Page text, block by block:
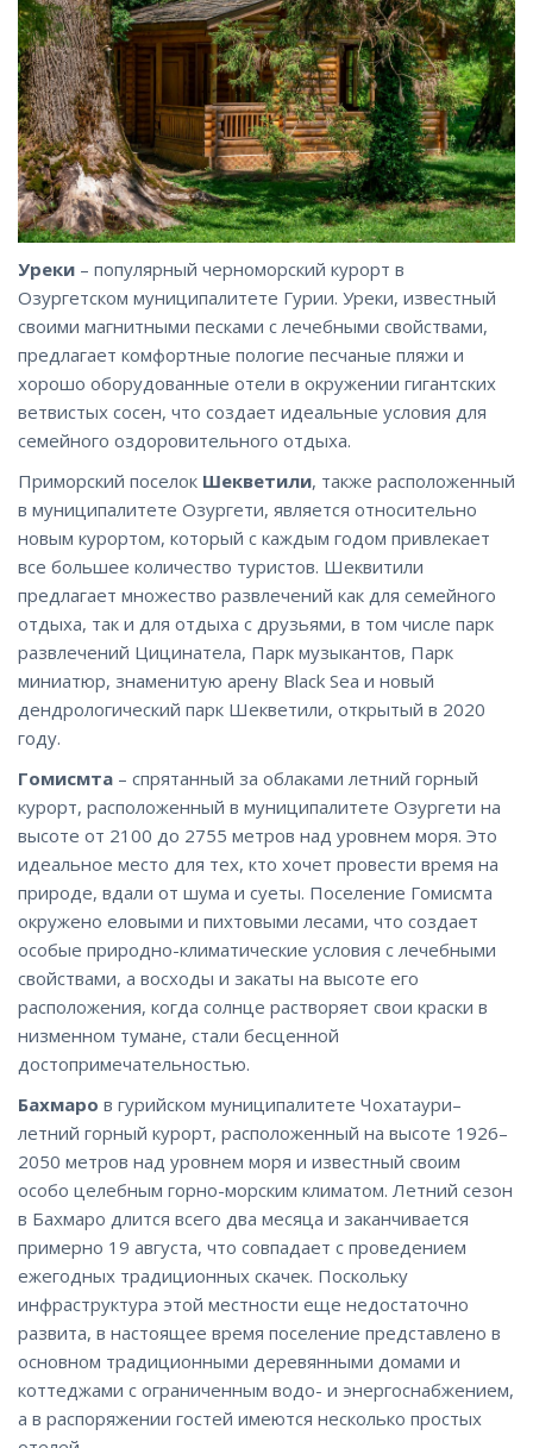
Уреки – популярный черноморский курорт в
Озургетском муниципалитете Гурии. Уреки, известный
своими магнитными песками с лечебными свойствами,
предлагает комфортные пологие песчаные пляжи и
хорошо оборудованные отели в окружении гигантских
ветвистых сосен, что создает идеальные условия для
семейного оздоровительного отдыха.
Приморский поселок Шекветили, также расположенный
в муниципалитете Озургети, является относительно
новым курортом, который с каждым годом привлекает
все большее количество туристов. Шеквитили
предлагает множество развлечений как для семейного
отдыха, так и для отдыха с друзьями, в том числе парк
развлечений Цицинатела, Парк музыкантов, Парк
миниатюр, знаменитую арену Black Sea и новый
дендрологический парк Шекветили, открытый в 2020
году.
Гомисмта – спрятанный за облаками летний горный
курорт, расположенный в муниципалитете Озургети на
высоте от 2100 до 2755 метров над уровнем моря. Это
идеальное место для тех, кто хочет провести время на
природе, вдали от шума и суеты. Поселение Гомисмта
окружено еловыми и пихтовыми лесами, что создает
особые природно-климатические условия с лечебными
свойствами, а восходы и закаты на высоте его
расположения, когда солнце растворяет свои краски в
низменном тумане, стали бесценной
достопримечательностью.
Бахмаро в гурийском муниципалитете Чохатаури–
летний горный курорт, расположенный на высоте 1926–
2050 метров над уровнем моря и известный своим
особо целебным горно-морским климатом. Летний сезон
в Бахмаро длится всего два месяца и заканчивается
примерно 19 августа, что совпадает с проведением
ежегодных традиционных скачек. Поскольку
инфраструктура этой местности еще недостаточно
развита, в настоящее время поселение представлено в
основном традиционными деревянными домами и
коттеджами с ограниченным водо- и энергоснабжением,
а в распоряжении гостей имеются несколько простых